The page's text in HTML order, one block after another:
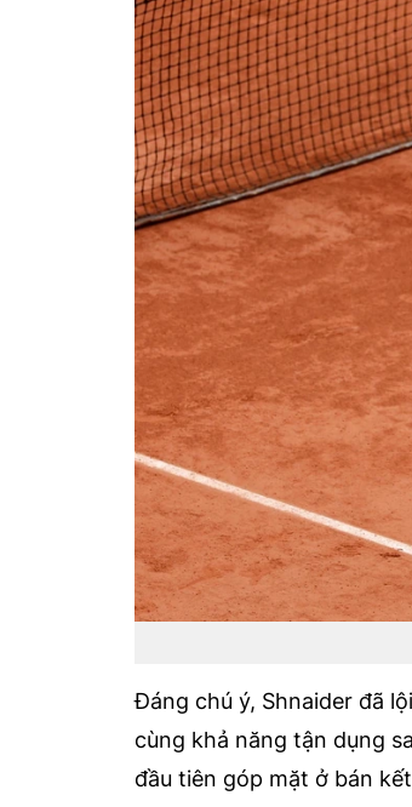
Đáng chú ý, Shnaider đã
cùng khả năng tận dụng
đầu tiên góp mặt ở bán